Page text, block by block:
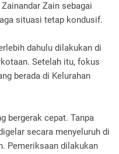
Zain sebagai
situasi tetap kondusif.
dahulu dilakukan di
Setelah itu, fokus
berada di Kelurahan
bergerak cepat. Tanpa
secara menyeluruh di
Pemeriksaan dilakukan